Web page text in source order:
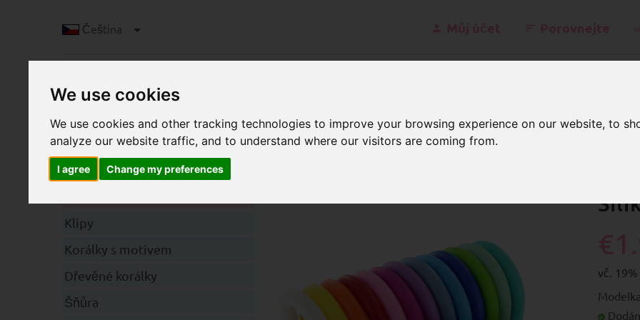
We use cookies
We use cookies and other tracking technologies to improve your browsing experience on our website, to
analyze our website traffic, and to understand where our visitors are coming from.
I agree Change my preferences
Čeština
vč.
Kategorie
Klipy
Korálky s motivem
Dřevěné korálky
Šňůra